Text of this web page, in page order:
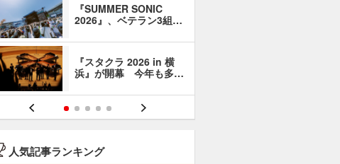
『SUMMER SONIC
2026』、ベテラン3組…
『スタクラ 2026 in 横
浜』が開幕 今年も多…
人気記事ランキング